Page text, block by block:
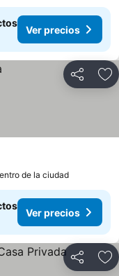
Ver precios
Compartir
de la ciudad
Ver precios
Compartir